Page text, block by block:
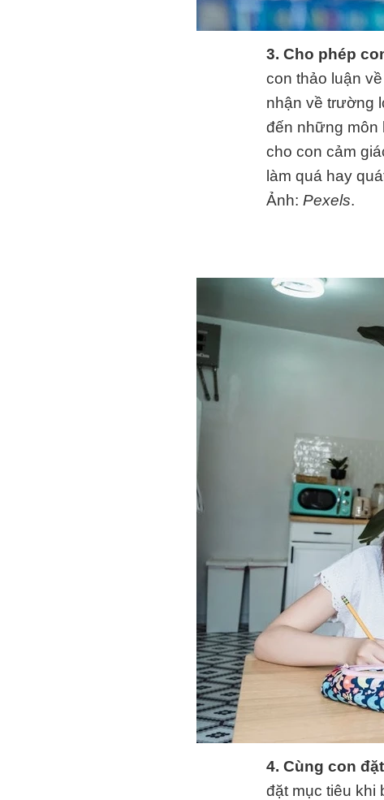
3. Cho phép
con thảo luận
nhận về trường
đến những môn
cho con cảm
làm quá hay
Ảnh: Pexels.
4. Cùng con
đặt mục tiêu khi